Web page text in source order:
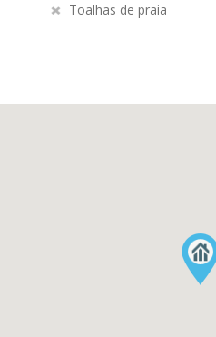
Toalhas de praia